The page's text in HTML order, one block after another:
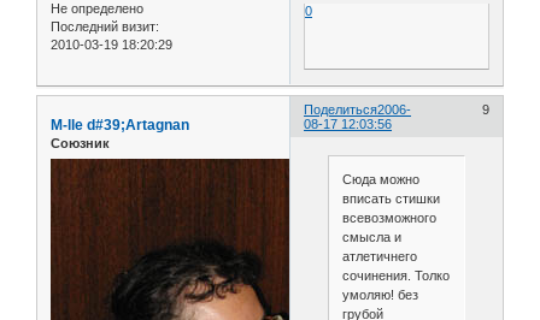
Не определено
Последний визит:
2010-03-19 18:20:29
0
Поделиться 9
2006-
08-17 12:03:56
M-lle d#39;Artagnan
Союзник
Сюда можно
вписать стишки
всевозможного
смысла и
атлетичнего
сочинения. Толко
умоляю! без
грубой